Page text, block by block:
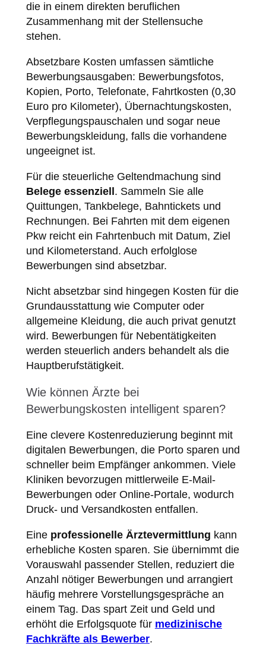
die in einem direkten beruflichen
Zusammenhang mit der Stellensuche
stehen.
Absetzbare Kosten umfassen sämtliche
Bewerbungsausgaben: Bewerbungsfotos,
Kopien, Porto, Telefonate, Fahrtkosten (0,30
Euro pro Kilometer), Übernachtungskosten,
Verpflegungspauschalen und sogar neue
Bewerbungskleidung, falls die vorhandene
ungeeignet ist.
Für die steuerliche Geltendmachung sind
Belege essenziell . Sammeln Sie alle
Quittungen, Tankbelege, Bahntickets und
Rechnungen. Bei Fahrten mit dem eigenen
Pkw reicht ein Fahrtenbuch mit Datum, Ziel
und Kilometerstand. Auch erfolglose
Bewerbungen sind absetzbar.
Nicht absetzbar sind hingegen Kosten für die
Grundausstattung wie Computer oder
allgemeine Kleidung, die auch privat genutzt
wird. Bewerbungen für Nebentätigkeiten
werden steuerlich anders behandelt als die
Hauptberufstätigkeit.
Wie können Ärzte bei
Bewerbungskosten intelligent sparen?
Eine clevere Kostenreduzierung beginnt mit
digitalen Bewerbungen, die Porto sparen und
schneller beim Empfänger ankommen. Viele
Kliniken bevorzugen mittlerweile E-Mail-
Bewerbungen oder Online-Portale, wodurch
Druck- und Versandkosten entfallen.
Eine professionelle Ärztevermittlung kann
erhebliche Kosten sparen. Sie übernimmt die
Vorauswahl passender Stellen, reduziert die
Anzahl nötiger Bewerbungen und arrangiert
häufig mehrere Vorstellungsgespräche an
einem Tag. Das spart Zeit und Geld und
erhöht die Erfolgsquote für medizinische
Fachkräfte als Bewerber.